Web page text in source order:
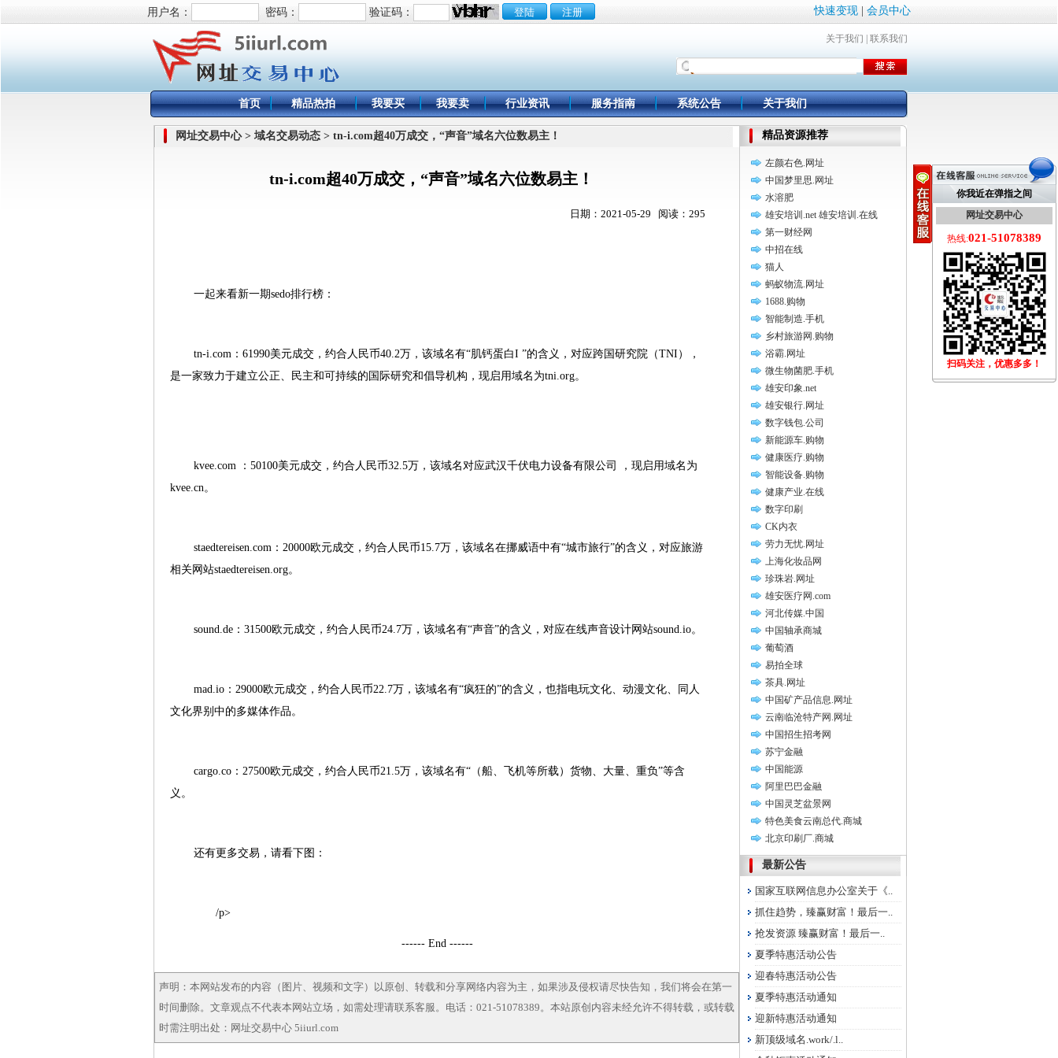
快速变现| 会员中心
用户名： 密码： 验证码：
你我近在弹指之间
网址交易中心
热线:021-51078389
扫码关注，优惠多多！
关于我们 联系我们
首页 精品热拍 我要买 我要卖 行业资讯 服务指南 系统公告 关于我们
网址交易中心 > 域名交易动态 > tn-i.com超40万成交，“声音”域名六位数易主！
tn-i.com超40万成交，“声音”域名六位数易主！
日期：2021-05-29 阅读：295
一起来看新一期sedo排行榜：
tn-i.com：61990美元成交，约合人民币40.2万，该域名有“肌钙蛋白I ”的含义，对应跨国研究院（TNI），
是一家致力于建立公正、民主和可持续的国际研究和倡导机构，现启用域名为tni.org。
kvee.com ：50100美元成交，约合人民币32.5万，该域名对应武汉千伏电力设备有限公司 ，现启用域名为
kvee.cn。
staedtereisen.com：20000欧元成交，约合人民币15.7万，该域名在挪威语中有“城市旅行”的含义，对应旅游
相关网站staedtereisen.org。
sound.de：31500欧元成交，约合人民币24.7万，该域名有“声音”的含义，对应在线声音设计网站sound.io。
mad.io：29000欧元成交，约合人民币22.7万，该域名有“疯狂的”的含义，也指电玩文化、动漫文化、同人
文化界别中的多媒体作品。
cargo.co：27500欧元成交，约合人民币21.5万，该域名有“（船、飞机等所载）货物、大量、重负”等含
义。
还有更多交易，请看下图：
/p>
------ End ------
声明：本网站发布的内容（图片、视频和文字）以原创、转载和分享网络内容为主，如果涉及侵权请尽快告知，我们将会在第一
时间删除。文章观点不代表本网站立场，如需处理请联系客服。电话：021-51078389。本站原创内容未经允许不得转载，或转载
时需注明出处：网址交易中心 5iiurl.com
精品资源推荐
左颜右色.网址
中国梦里思.网址
水溶肥
雄安培训.net 雄安培训.在线
第一财经网
中招在线
猫人
蚂蚁物流.网址
1688.购物
智能制造.手机
乡村旅游网.购物
浴霸.网址
微生物菌肥.手机
雄安印象.net
雄安银行.网址
数字钱包.公司
新能源车.购物
健康医疗.购物
智能设备.购物
健康产业.在线
数字印刷
CK内衣
劳力无忧.网址
上海化妆品网
珍珠岩.网址
雄安医疗网.com
河北传媒.中国
中国轴承商城
葡萄酒
易拍全球
茶具.网址
中国矿产品信息.网址
云南临沧特产网.网址
中国招生招考网
苏宁金融
中国能源
阿里巴巴金融
中国灵芝盆景网
特色美食云南总代.商城
北京印刷厂.商城
最新公告
国家互联网信息办公室关于《..
抓住趋势，臻赢财富！最后一..
抢发资源 臻赢财富！最后一..
夏季特惠活动公告
迎春特惠活动公告
夏季特惠活动通知
迎新特惠活动通知
新顶级域名.work/.l..